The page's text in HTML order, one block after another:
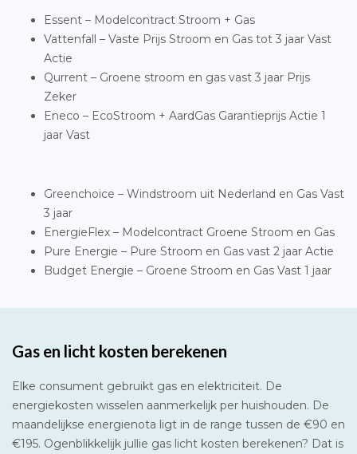
Essent – Modelcontract Stroom + Gas
Vattenfall – Vaste Prijs Stroom en Gas tot 3 jaar Vast
Actie
Qurrent – Groene stroom en gas vast 3 jaar Prijs
Zeker
Eneco – EcoStroom + AardGas Garantieprijs Actie 1
jaar Vast
Greenchoice – Windstroom uit Nederland en Gas Vast
3 jaar
EnergieFlex – Modelcontract Groene Stroom en Gas
Pure Energie – Pure Stroom en Gas vast 2 jaar Actie
Budget Energie – Groene Stroom en Gas Vast 1 jaar
Gas en licht kosten berekenen
Elke consument gebruikt gas en elektriciteit. De
energiekosten wisselen aanmerkelijk per huishouden. De
maandelijkse energienota ligt in de range tussen de €90 en
€195. Ogenblikkelijk jullie gas licht kosten berekenen? Dat is